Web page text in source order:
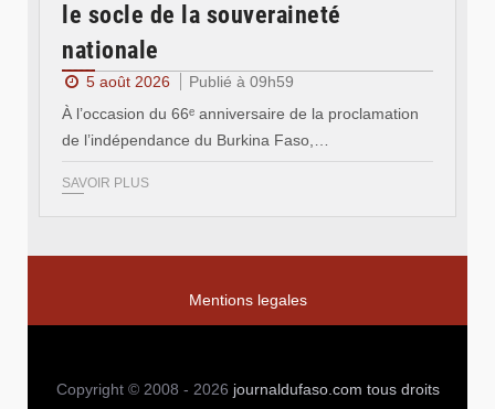
le socle de la souveraineté
nationale
5 août 2026
Publié à 09h59
À l’occasion du 66ᵉ anniversaire de la proclamation
de l’indépendance du Burkina Faso,…
SAVOIR PLUS
Mentions legales
Copyright © 2008 - 2026 journaldufaso.com tous droits